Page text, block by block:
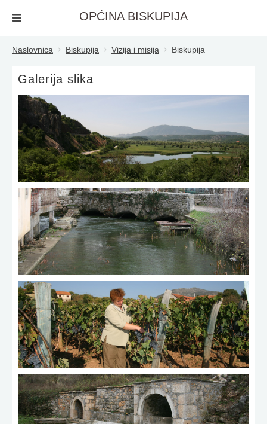
OPĆINA BISKUPIJA
Naslovnica Biskupija Vizija i misija Biskupija
Galerija slika